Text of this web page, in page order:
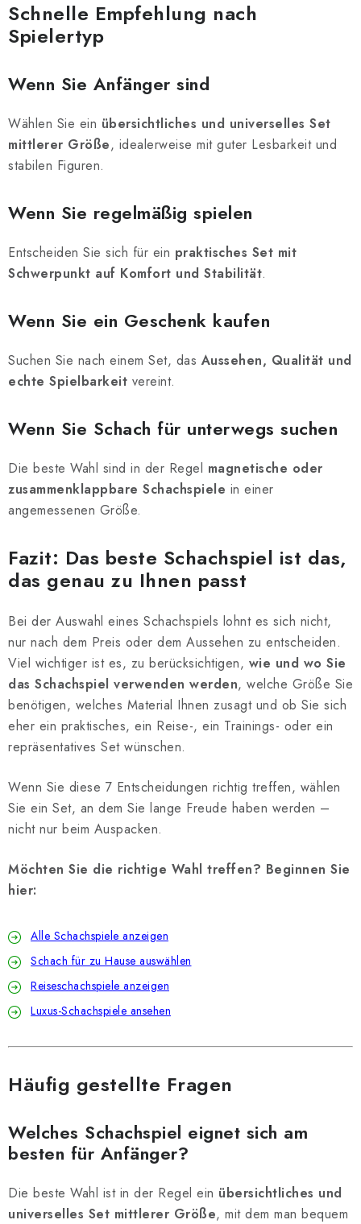
Schnelle Empfehlung nach
Spielertyp
Wenn Sie Anfänger sind
Wählen Sie ein übersichtliches und universelles Set
mittlerer Größe, idealerweise mit guter Lesbarkeit und
stabilen Figuren.
Wenn Sie regelmäßig spielen
Entscheiden Sie sich für ein praktisches Set mit
Schwerpunkt auf Komfort und Stabilität.
Wenn Sie ein Geschenk kaufen
Suchen Sie nach einem Set, das Aussehen, Qualität und
echte Spielbarkeit vereint.
Wenn Sie Schach für unterwegs suchen
Die beste Wahl sind in der Regel magnetische oder
zusammenklappbare Schachspiele in einer
angemessenen Größe.
Fazit: Das beste Schachspiel ist das,
das genau zu Ihnen passt
Bei der Auswahl eines Schachspiels lohnt es sich nicht,
nur nach dem Preis oder dem Aussehen zu entscheiden.
Viel wichtiger ist es, zu berücksichtigen, wie und wo Sie
das Schachspiel verwenden werden, welche Größe Sie
benötigen, welches Material Ihnen zusagt und ob Sie sich
eher ein praktisches, ein Reise-, ein Trainings- oder ein
repräsentatives Set wünschen.
Wenn Sie diese 7 Entscheidungen richtig treffen, wählen
Sie ein Set, an dem Sie lange Freude haben werden –
nicht nur beim Auspacken.
Möchten Sie die richtige Wahl treffen? Beginnen Sie
hier:
Alle Schachspiele anzeigen
Schach für zu Hause auswählen
Reiseschachspiele anzeigen
Luxus-Schachspiele ansehen
Häufig gestellte Fragen
Welches Schachspiel eignet sich am
besten für Anfänger?
Die beste Wahl ist in der Regel ein übersichtliches und
universelles Set mittlerer Größe, mit dem man bequem